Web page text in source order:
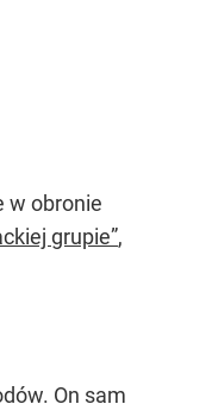
w obronie
grupie”,
On sam